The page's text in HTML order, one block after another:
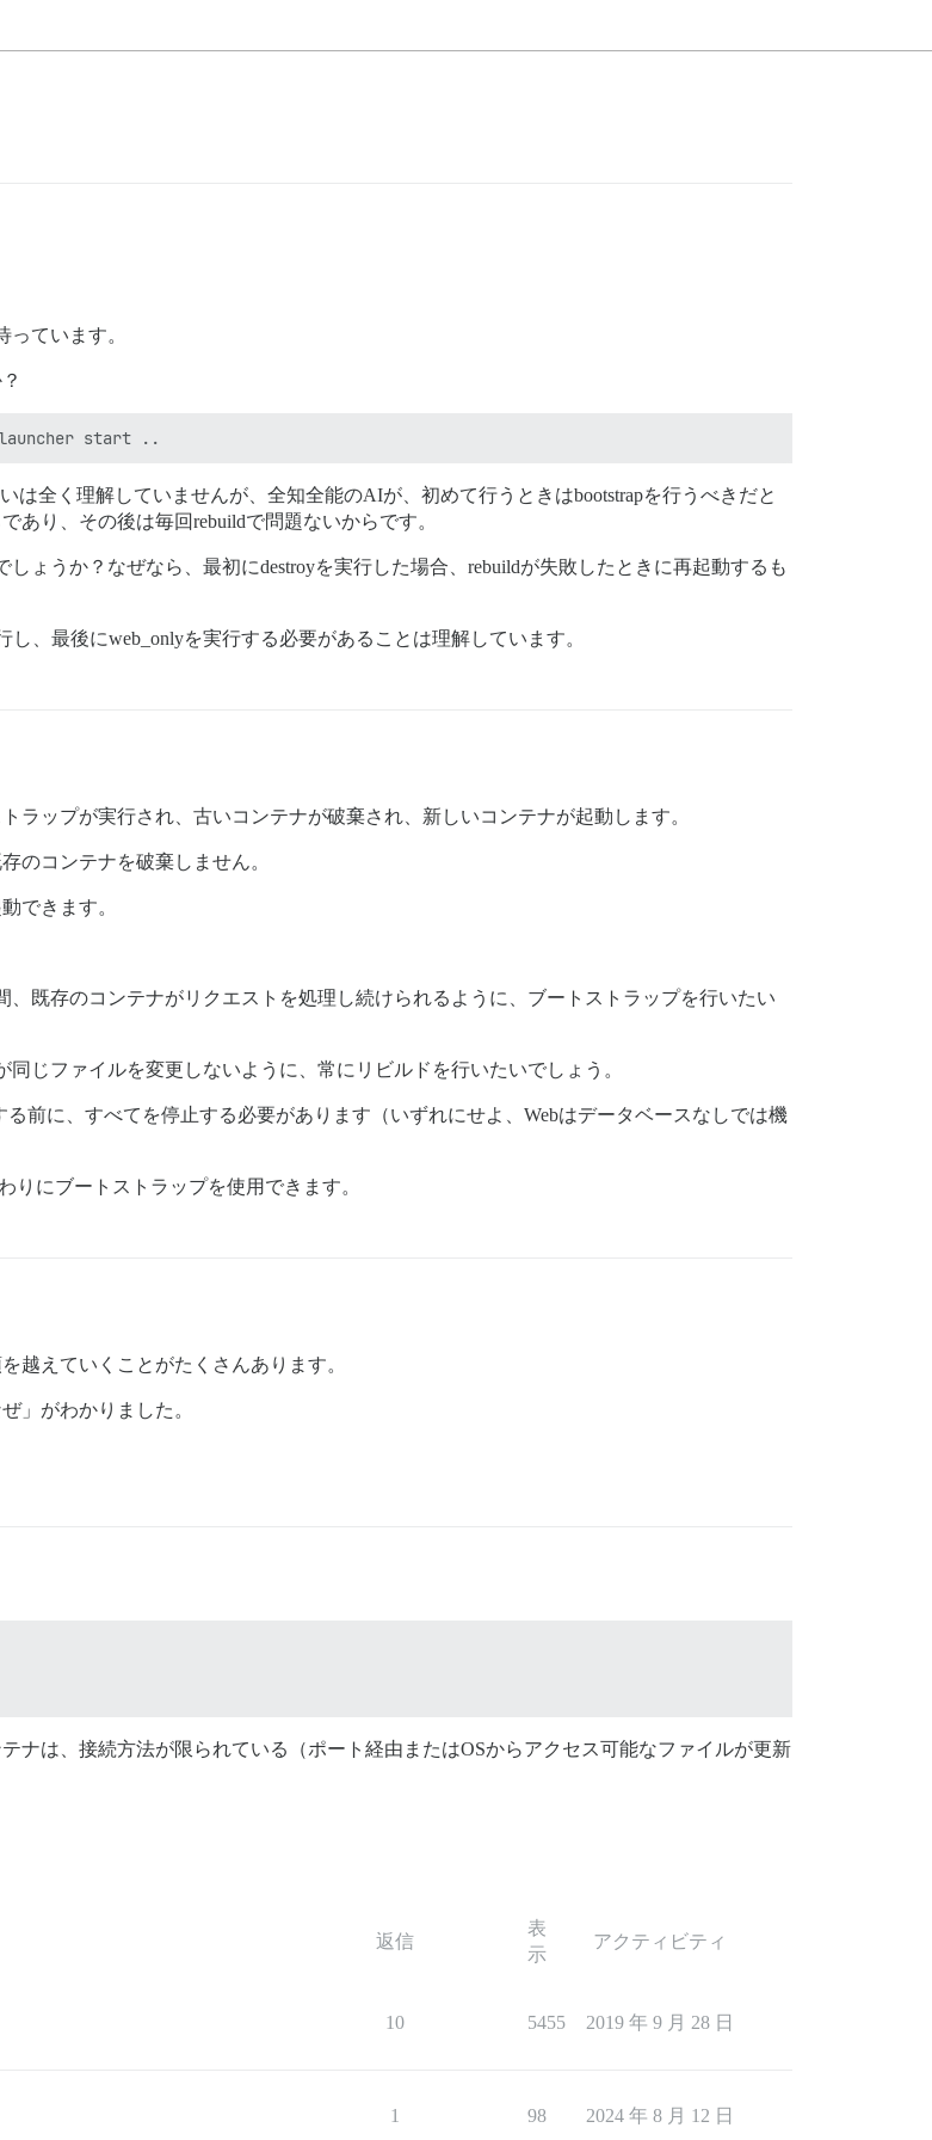
ています。
は全く理解していませんが、全知全能のAIが、初めて行うときはbootstrapを行うべきだと
り、その後は毎回rebuildで問題ないからです。
しょうか？なぜなら、最初にdestroyを実行した場合、rebuildが失敗したときに再起動するも
、最後にweb_onlyを実行する必要があることは理解しています。
ラップが実行され、古いコンテナが破棄され、新しいコンテナが起動します。
のコンテナを破棄しません。
できます。
既存のコンテナがリクエストを処理し続けられるように、ブートストラップを行いたい
じファイルを変更しないように、常にリビルドを行いたいでしょう。
前に、すべてを停止する必要があります（いずれにせよ、Webはデータベースなしでは機
りにブートストラップを使用できます。
越えていくことがたくさんあります。
」がわかりました。
ナは、接続方法が限られている（ポート経由またはOSからアクセス可能なファイルが更新
返信
表
示
アクティビティ
10 5455 2019 年 9 月 28 日
1 98 2024 年 8 月 12 日